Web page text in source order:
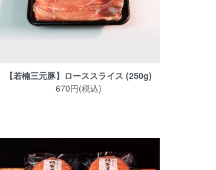
【若楠三元豚】ローススライス (250g)
670円(税込)